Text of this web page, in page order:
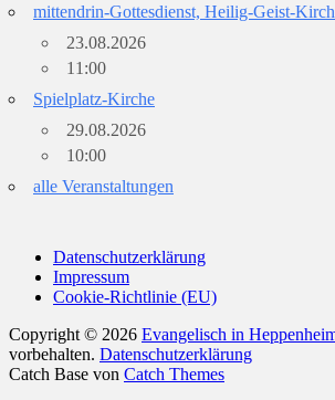
mittendrin-Gottesdienst, Heilig-Geist-
23.08.2026
11:00
Spielplatz-Kirche
29.08.2026
10:00
alle Veranstaltungen
Datenschutzerklärung
Impressum
Cookie-Richtlinie (EU)
Copyright © 2026 Evangelisch in
vorbehalten. Datenschutzerklärung
Catch Base von Catch Themes